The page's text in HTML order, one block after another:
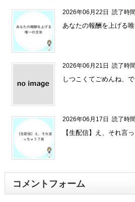
2026年06月22日 読了時
あなたの報酬を上げる
2026年06月21日 読了時
しつこくてごめんね、
2026年06月17日 読了時
【生配信】え、それ言
コメントフォーム